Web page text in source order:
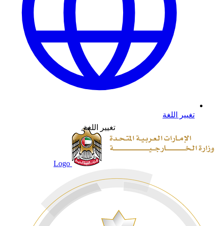
تغيير اللغة
تغيير اللغة
Logo